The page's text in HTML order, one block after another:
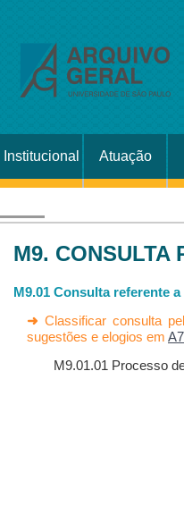
Institucional Atuação
M9. CONSULTA
M9.01 Consulta referente
➜ Classificar consulta
sugestões e elogios em
M9.01.01 Processo